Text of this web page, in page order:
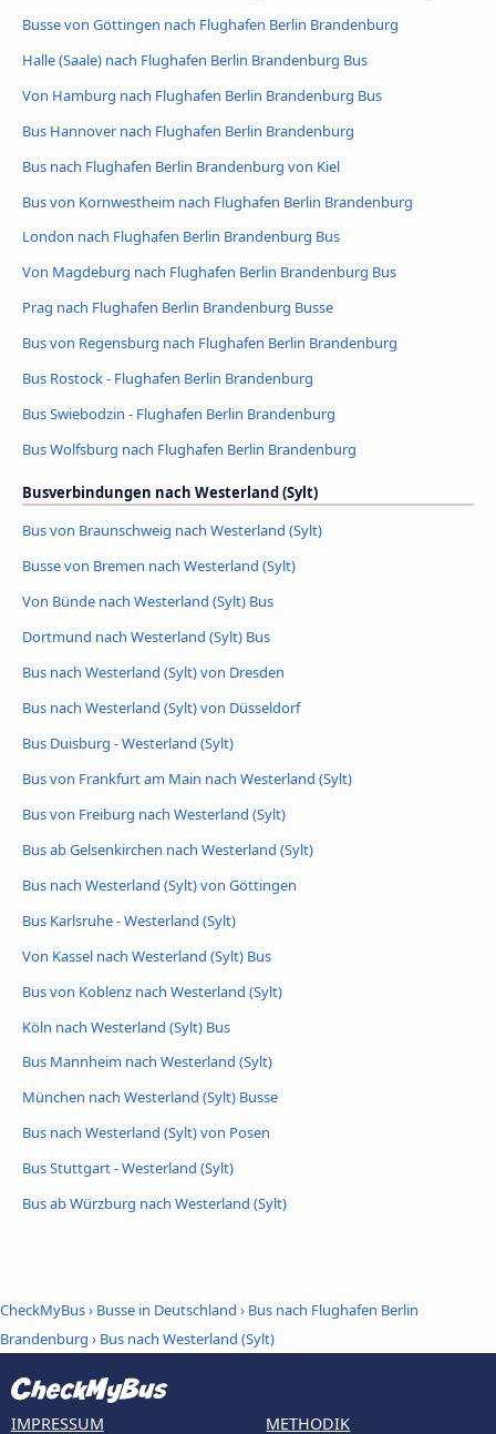
Busse von Göttingen nach Flughafen Berlin Brandenburg
Halle (Saale) nach Flughafen Berlin Brandenburg Bus
Von Hamburg nach Flughafen Berlin Brandenburg Bus
Bus Hannover nach Flughafen Berlin Brandenburg
Bus nach Flughafen Berlin Brandenburg von Kiel
Bus von Kornwestheim nach Flughafen Berlin Brandenburg
London nach Flughafen Berlin Brandenburg Bus
Von Magdeburg nach Flughafen Berlin Brandenburg Bus
Prag nach Flughafen Berlin Brandenburg Busse
Bus von Regensburg nach Flughafen Berlin Brandenburg
Bus Rostock - Flughafen Berlin Brandenburg
Bus Swiebodzin - Flughafen Berlin Brandenburg
Bus Wolfsburg nach Flughafen Berlin Brandenburg
Busverbindungen nach Westerland (Sylt)
Bus von Braunschweig nach Westerland (Sylt)
Busse von Bremen nach Westerland (Sylt)
Von Bünde nach Westerland (Sylt) Bus
Dortmund nach Westerland (Sylt) Bus
Bus nach Westerland (Sylt) von Dresden
Bus nach Westerland (Sylt) von Düsseldorf
Bus Duisburg - Westerland (Sylt)
Bus von Frankfurt am Main nach Westerland (Sylt)
Bus von Freiburg nach Westerland (Sylt)
Bus ab Gelsenkirchen nach Westerland (Sylt)
Bus nach Westerland (Sylt) von Göttingen
Bus Karlsruhe - Westerland (Sylt)
Von Kassel nach Westerland (Sylt) Bus
Bus von Koblenz nach Westerland (Sylt)
Köln nach Westerland (Sylt) Bus
Bus Mannheim nach Westerland (Sylt)
München nach Westerland (Sylt) Busse
Bus nach Westerland (Sylt) von Posen
Bus Stuttgart - Westerland (Sylt)
Bus ab Würzburg nach Westerland (Sylt)
CheckMyBus› Busse in Deutschland › Bus nach Flughafen Berlin
Brandenburg › Bus nach Westerland (Sylt)
IMPRESSUM METHODIK